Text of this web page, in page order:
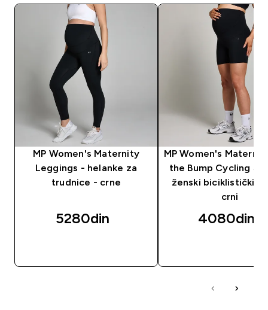
MP Women's Maternity
Leggings - helanke za
trudnice - crne
5280din‎
MP Women's
the Bump Cycling
ženski biciklistički
crni
4080din‎